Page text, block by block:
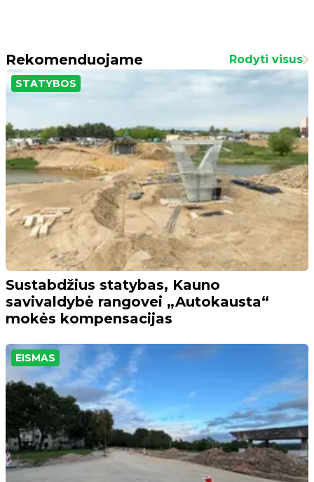
Rekomenduojame Rodyti visus
STATYBOS
Sustabdžius statybas, Kauno
savivaldybė rangovei „Autokausta“
mokės kompensacijas
EISMAS